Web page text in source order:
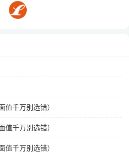
值千万别选错）
值千万别选错）
值千万别选错）